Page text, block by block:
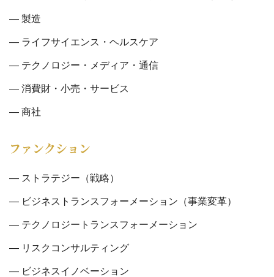
製造
ライフサイエンス・ヘルスケア
テクノロジー・メディア・通信
消費財・小売・サービス
商社
ファンクション
ストラテジー（戦略）
ビジネストランスフォーメーション（事業変革）
テクノロジートランスフォーメーション
リスクコンサルティング
ビジネスイノベーション